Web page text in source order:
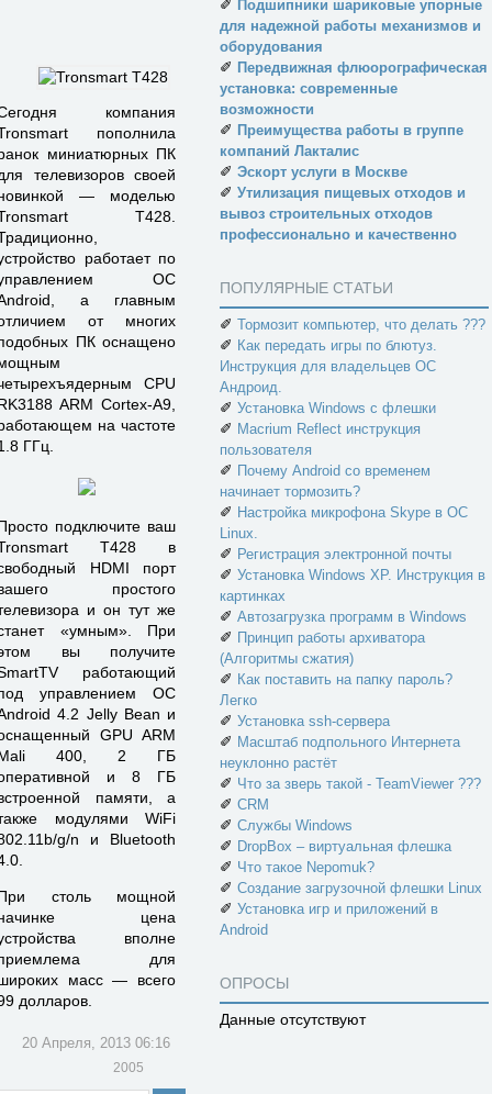
компания
пополнила
миниатюрных ПК
телевизоров своей
— моделью
T428.
работает по
ОС
а главным
от многих
ПК оснащено
CPU
ARM Cortex-A9,
на частоте
ГГц.
подключите ваш
T428 в
HDMI порт
простого
и он тут же
«умным». При
вы получите
работающий
управлением ОС
4.2 Jelly Bean и
GPU ARM
400, 2 ГБ
и 8 ГБ
памяти, а
модулями WiFi
g/n и Bluetooth
столь мощной
цена
вполне
для
масс — всего
долларов.
20 Апреля, 2013 06:16
2005
✐ Подшипники шариковые упорные
для надежной работы механизмов и
оборудования
✐ Передвижная флюорографическая
установка: современные
возможности
✐ Преимущества работы в группе
компаний Лакталис
✐ Эскорт услуги в Москве
✐ Утилизация пищевых отходов и
вывоз строительных отходов
профессионально и качественно
ПОПУЛЯРНЫЕ СТАТЬИ
✐ Тормозит компьютер, что делать ???
✐ Как передать игры по блютуз.
Инструкция для владельцев ОС
Андроид.
✐ Установка Windows с флешки
✐ Macrium Reflect инструкция
пользователя
✐ Почему Android со временем
начинает тормозить?
✐ Настройка микрофона Skype в ОС
Linux.
✐ Регистрация электронной почты
✐ Установка Windows XP. Инструкция в
картинках
✐ Автозагрузка программ в Windows
✐ Принцип работы архиватора
(Алгоритмы сжатия)
✐ Как поставить на папку пароль?
Легко
✐ Установка ssh-сервера
✐ Масштаб подпольного Интернета
неуклонно растёт
✐ Что за зверь такой - TeamViewer ???
✐ CRM
✐ Службы Windows
✐ DropBox – виртуальная флешка
✐ Что такое Nepomuk?
✐ Создание загрузочной флешки Linux
✐ Установка игр и приложений в
Android
ОПРОСЫ
Данные отсутствуют